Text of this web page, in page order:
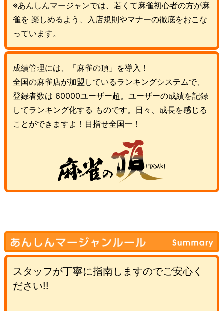
※あんしんマージャンでは、若くて麻雀初心者の方が麻
雀を 楽しめるよう、入店規則やマナーの徹底をおこな
っています。
成績管理には、「麻雀の頂」を導入！
全国の麻雀店が加盟しているランキングシステムで、
登録者数は 60000ユーザー超。ユーザーの成績を記録
してランキング化する ものです。日々、成長を感じる
ことができますよ！目指せ全国一！
スタッフが丁寧に指南しますのでご安心く
ださい!!